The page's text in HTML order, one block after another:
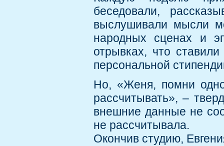
беседовали,
выслушивали мысли
народных сценах и
отрывках, что
персональной
Но, «Женя, помни
рассчитывать», –
внешние данные не
не рассчитывала.
Окончив студию,